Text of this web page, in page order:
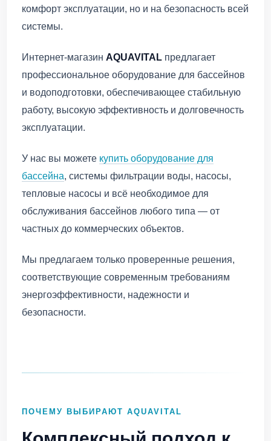
комфорт эксплуатации, но и на безопасность всей
системы.
Интернет-магазин AQUAVITAL предлагает
профессиональное оборудование для бассейнов
и водоподготовки, обеспечивающее стабильную
работу, высокую эффективность и долговечность
эксплуатации.
У нас вы можете купить оборудование для
бассейна, системы фильтрации воды, насосы,
тепловые насосы и всё необходимое для
обслуживания бассейнов любого типа — от
частных до коммерческих объектов.
Мы предлагаем только проверенные решения,
соответствующие современным требованиям
энергоэффективности, надежности и
безопасности.
ПОЧЕМУ ВЫБИРАЮТ AQUAVITAL